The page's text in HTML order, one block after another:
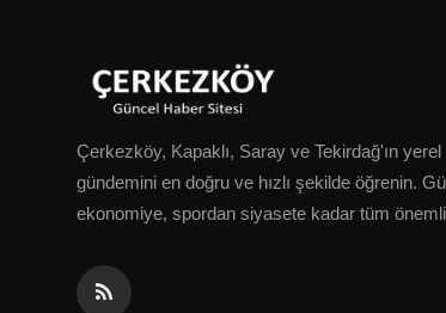
Çerkezköy, Kapaklı, Saray ve Tekirdağ'ın yerel
gündemini en doğru ve hızlı şekilde öğrenin.
ekonomiye, spordan siyasete kadar tüm